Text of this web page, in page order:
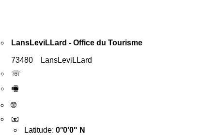
LansLeviLLard - Office du Tourisme
73480 LansLeviLLard
☏
🖷
🌐
📧
Latitude: 0°0'0" N